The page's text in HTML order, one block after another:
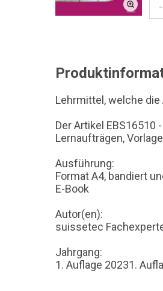
-
Lehrmittel, welche
Der Artikel
Lernaufträgen,
Ausführung:
Format A4, bandiert
E-Book
Autor(en):
suissetec
Jahrgang:
1. Auflage 20231.